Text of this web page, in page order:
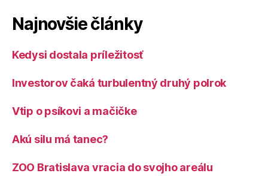
Najnovšie články
Kedysi dostala príležitosť
Investorov čaká turbulentný druhý polrok
Vtip o psíkovi a mačičke
Akú silu má tanec?
ZOO Bratislava vracia do svojho areálu